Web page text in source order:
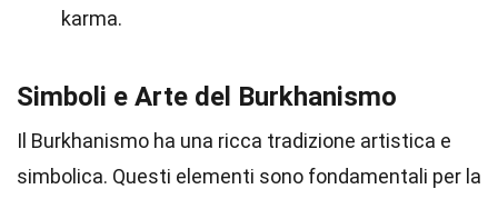
karma.
Simboli e Arte del Burkhanismo
Il Burkhanismo ha una ricca tradizione artistica e
simbolica. Questi elementi sono fondamentali per la